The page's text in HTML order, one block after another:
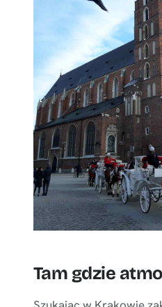
Tam gdzie